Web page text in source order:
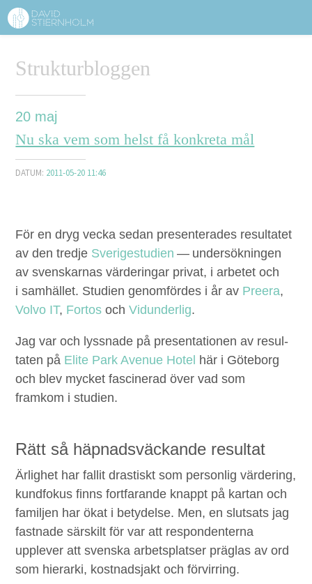
Navigering
FÖRELÄSNINGAR
BLOGG SHOP KUNDER PRESS SÖK
Strukturbloggen
20 maj
Nu ska vem som helst få konkreta mål
DATUM: 2011-05-20 11:46
För en dryg vec­ka sedan pre­sen­ter­ades resul­tatet
av den tred­je Sveriges­tu­di­en — under­söknin­gen
av sven­skar­nas värderingar pri­vat, i arbetet och
i samhäl­let. Stu­di­en genom­fördes i år av Preera,
Vol­vo IT, For­tos ochVidun­derlig.
Jag var och lyssnade på pre­sen­ta­tio­nen av resul­
tat­en på Elite Park Avenue Hotel här i Göte­borg
och blev myck­et fascin­er­ad över vad som
framkom i studien.
Rätt så häp­nadsväckande resultat
Ärlighet har fal­lit drastiskt som per­son­lig värder­ing,
kund­fokus finns fort­farande knappt på kar­tan och
famil­jen har ökat i bety­delse. Men, en slut­sats jag
fast­nade särskilt för var att respon­den­ter­na
upplever att sven­s­ka arbet­splatser prä­glas av ord
som hier­ar­ki, kost­nad­s­jakt och förvirring.